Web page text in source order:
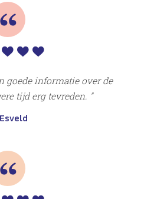
goede informatie over de
tijd erg tevreden.